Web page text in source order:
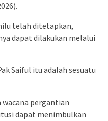
telah ditetapkan,
dapat dilakukan melalui
Saiful itu adalah sesuatu
pergantian
dapat menimbulkan